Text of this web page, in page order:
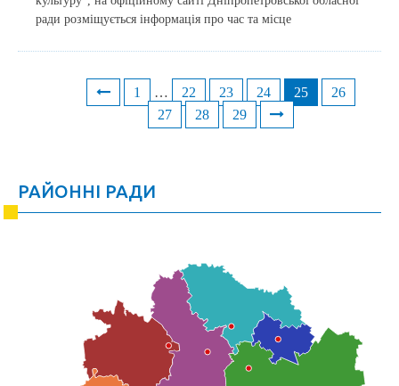
ради розміщується інформація про час та місце
1 … 22 23 24 25
26
27
28 29
РАЙОННІ РАДИ